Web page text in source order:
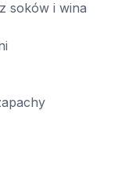
soków i wina